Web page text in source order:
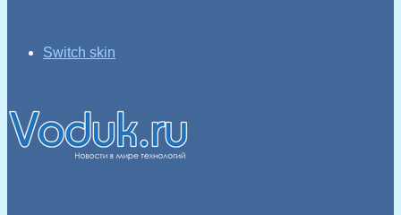
Switch skin